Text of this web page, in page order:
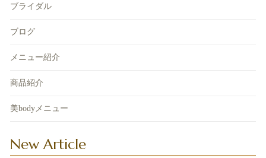
ブライダル
ブログ
メニュー紹介
商品紹介
美bodyメニュー
New Article